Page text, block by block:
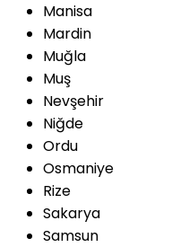
Manisa
Mardin
Muğla
Muş
Nevşehir
Niğde
Ordu
Osmaniye
Rize
Sakarya
Samsun